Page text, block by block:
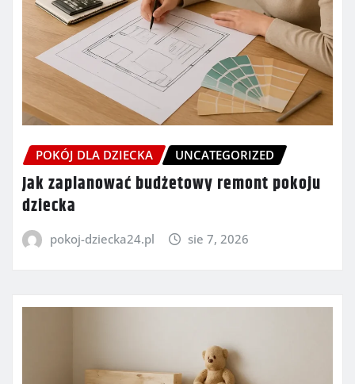
POKÓJ DLA DZIECKA UNCATEGORIZED
Jak zaplanować budżetowy remont pokoju
dziecka
pokoj-dziecka24.pl sie 7, 2026